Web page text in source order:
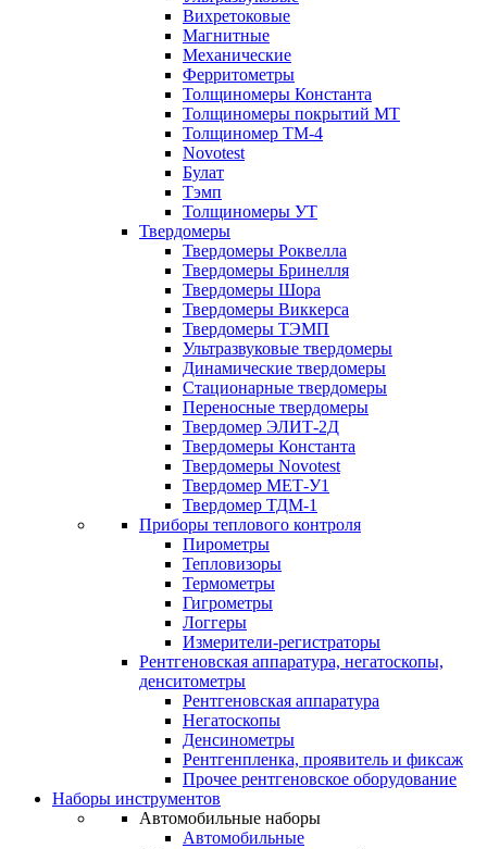
Вихретоковые
Магнитные
Механические
Ферритометры
Толщиномеры Константа
Толщиномеры покрытий МТ
Толщиномер ТМ-4
Novotest
Булат
Тэмп
Толщиномеры УТ
Твердомеры
Твердомеры Роквелла
Твердомеры Бринелля
Твердомеры Шора
Твердомеры Виккерса
Твердомеры ТЭМП
Ультразвуковые твердомеры
Динамические твердомеры
Стационарные твердомеры
Переносные твердомеры
Твердомер ЭЛИТ-2Д
Твердомеры Константа
Твердомеры Novotest
Твердомер МЕТ-У1
Твердомер ТДМ-1
Приборы теплового контроля
Пирометры
Тепловизоры
Термометры
Гигрометры
Логгеры
Измерители-регистраторы
Рентгеновская аппаратура, негатоскопы,
денситометры
Рентгеновская аппаратура
Негатоскопы
Денсинометры
Рентгенпленка, проявитель и фиксаж
Прочее рентгеновское оборудование
Наборы инструментов
Автомобильные наборы
Автомобильные